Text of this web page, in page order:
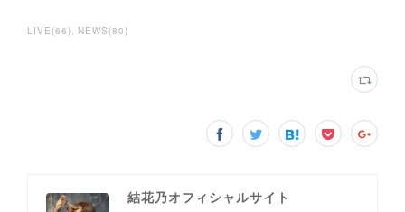
LIVE (66) NEWS (80)
結花乃オフィシャルサイト